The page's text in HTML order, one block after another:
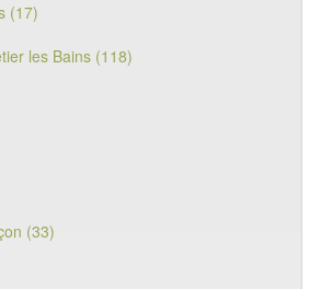
(17)
les Bains (118)
(33)